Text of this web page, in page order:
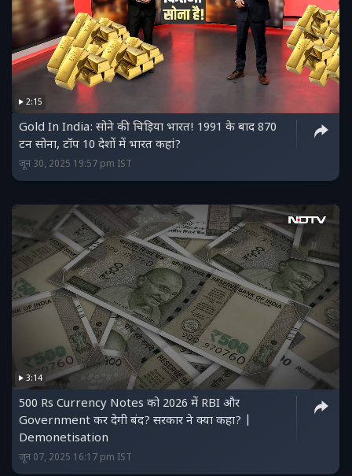
2:15
Gold In India: सोने की चिड़िया भारत! 1991 के बाद 870
टन सोना, टॉप 10 देशों में भारत कहां?
जून 30, 2025 19:57 pm IST
3:14
500 Rs Currency Notes को 2026 में RBI और
Government कर देगी बंद? सरकार ने क्या कहा? |
Demonetisation
जून 07, 2025 16:17 pm IST